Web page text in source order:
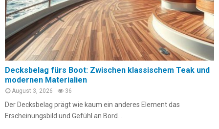
Decksbelag fürs Boot: Zwischen klassischem Teak und
modernen Materialien
August 3, 2026 36
Der Decksbelag prägt wie kaum ein anderes Element das
Erscheinungsbild und Gefühl an Bord...